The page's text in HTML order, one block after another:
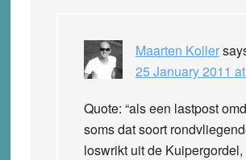
Maarten Koller
25 January 2011
Quote: “als een lastpost
soms dat soort
loswrikt uit de